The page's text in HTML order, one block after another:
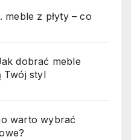
z płyty – co
dobrać meble
Twój styl
warto wybrać